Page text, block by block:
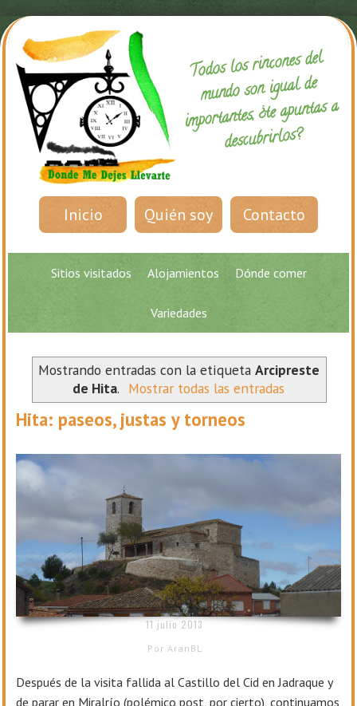
Todos los rincones del
mundo son igual de
importantes, ¿te apuntas a
descubrirlos?
Inicio Quién soy Contacto
Sitios visitados Alojamientos Dónde comer
Variedades
Mostrando entradas con la etiqueta Arcipreste
de Hita. Mostrar todas las entradas
Hita: paseos, justas y torneos
15
11 julio 2013
Por AranBL
Después de la visita fallida al Castillo del Cid en Jadraque y
de parar en Miralrío (polémico post, por cierto), continuamos